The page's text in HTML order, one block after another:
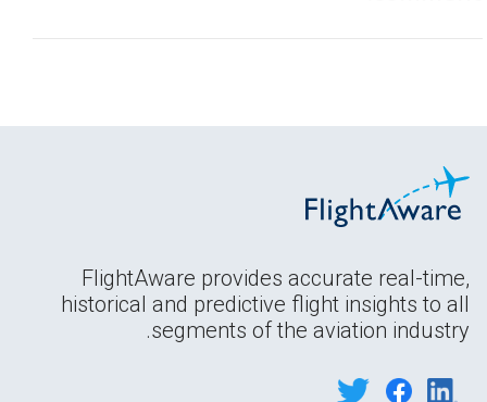
FlightAware provides accurate real-time,
historical and predictive flight insights to all
segments of the aviation industry.